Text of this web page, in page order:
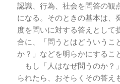
認識、行為、社会を問答の観
になる。そのときの基本は、
度を問いに対する答えとして
合に、「問うとはどういうこ
か？」などを明らかにするこ
もし「人はなぜ問うのか？
られたら、おそらくその答え